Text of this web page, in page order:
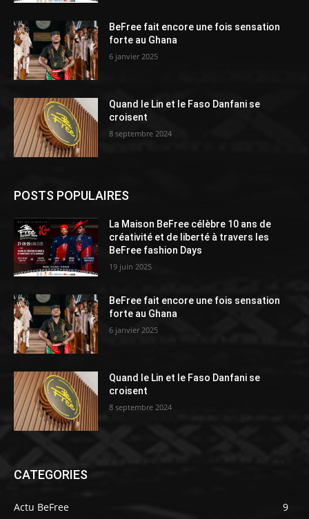
BeFree fait encore une fois sensation
forte au Ghana
6 janvier 2025
Quand le Lin et le Faso Danfani se
croisent
8 septembre 2024
POSTS POPULAIRES
La Maison BeFree célèbre 10 ans de
créativité et de liberté à travers les
BeFree fashion Days
19 juin 2025
BeFree fait encore une fois sensation
forte au Ghana
6 janvier 2025
Quand le Lin et le Faso Danfani se
croisent
8 septembre 2024
CATEGORIES
Actu BeFree
9